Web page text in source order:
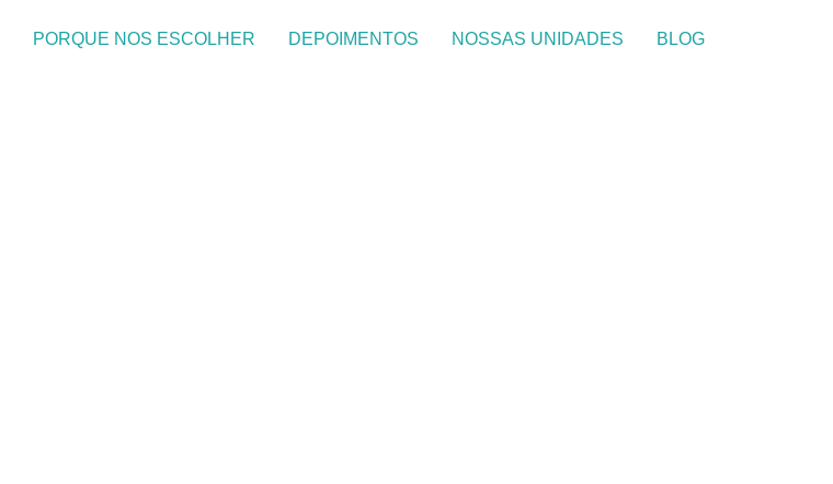
PORQUE NOS ESCOLHER DEPOIMENTOS NOSSAS UNIDADES BLOG